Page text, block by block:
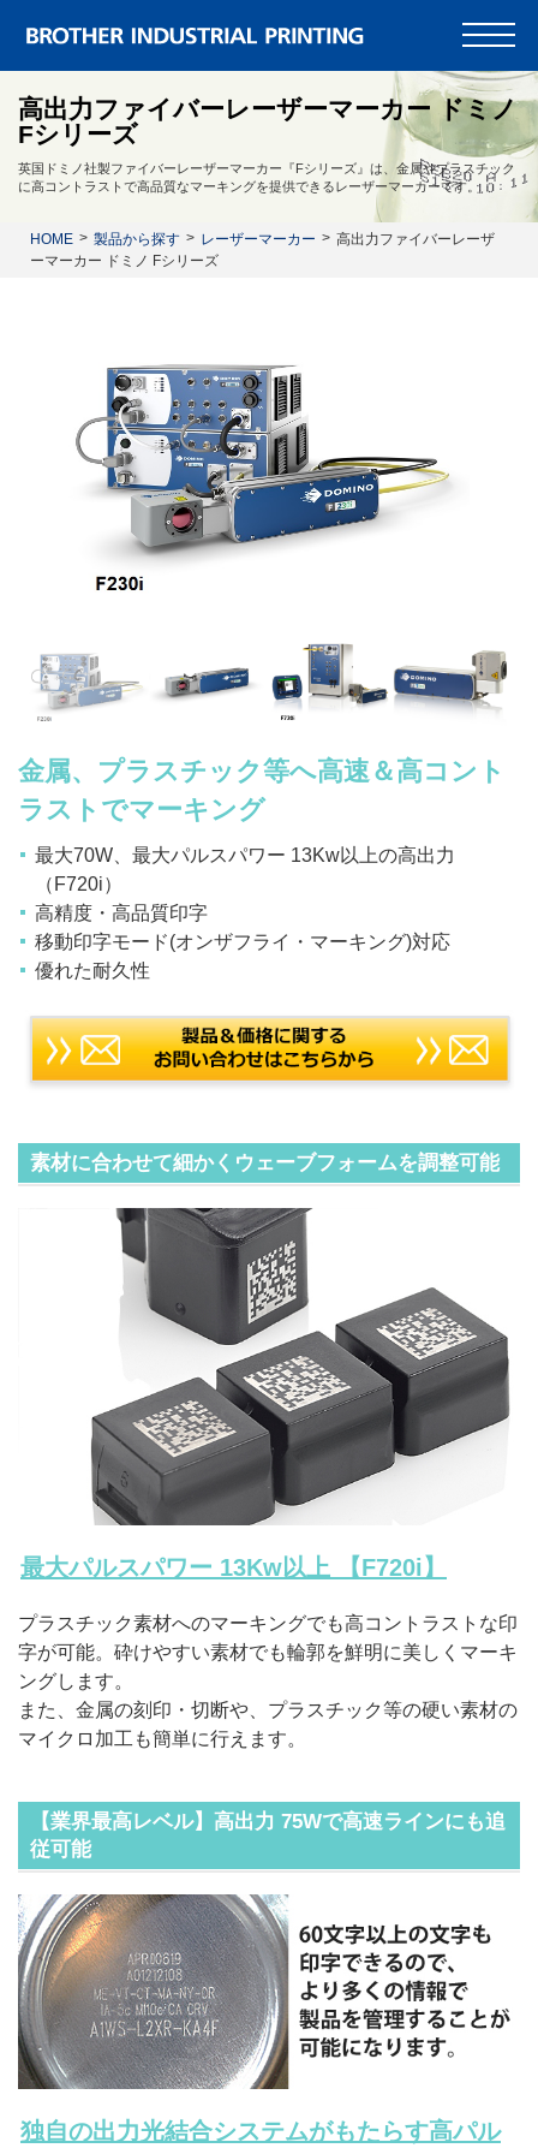
高出力ファイバーレーザーマーカー ドミノ
Fシリーズ
英国ドミノ社製ファイバーレーザーマーカー『Fシリーズ』は、金属やプラスチック
に高コントラストで高品質なマーキングを提供できるレーザーマーカーです。
HOME 製品から探す レーザーマーカー
高出力ファイバーレーザ
ーマーカー ドミノ Fシリーズ
金属、プラスチック等へ高速＆高コント
ラストでマーキング
最大70W、最大パルスパワー 13Kw以上の高出力
（F720i）
高精度・高品質印字
移動印字モード(オンザフライ・マーキング)対応
優れた耐久性
素材に合わせて細かくウェーブフォームを調整可能
最大パルスパワー 13Kw以上 【F720i】
プラスチック素材へのマーキングでも高コントラストな印
字が可能。砕けやすい素材でも輪郭を鮮明に美しくマーキ
ングします。
また、金属の刻印・切断や、プラスチック等の硬い素材の
マイクロ加工も簡単に行えます。
【業界最高レベル】高出力 75Wで高速ラインにも追
従可能
独自の出力光結合システムがもたらす高パル